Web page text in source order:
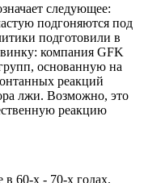
следующее:
подгоняются под
подготовили в
компания GFK
основанную на
реакций
лжи. Возможно, это
реакцию
в 60-х - 70-х годах.